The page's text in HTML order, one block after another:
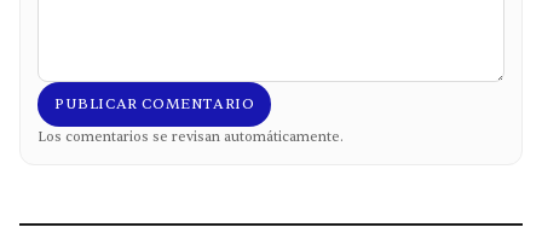
PUBLICAR COMENTARIO
Los comentarios se revisan automáticamente.